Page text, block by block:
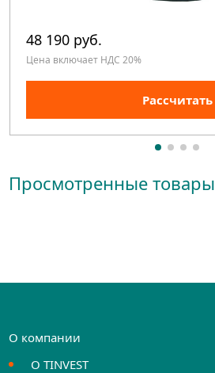
48 190 руб.
Цена включает НДС 20%
Рассчитать
Просмотренные товары
О компании
О TINVEST